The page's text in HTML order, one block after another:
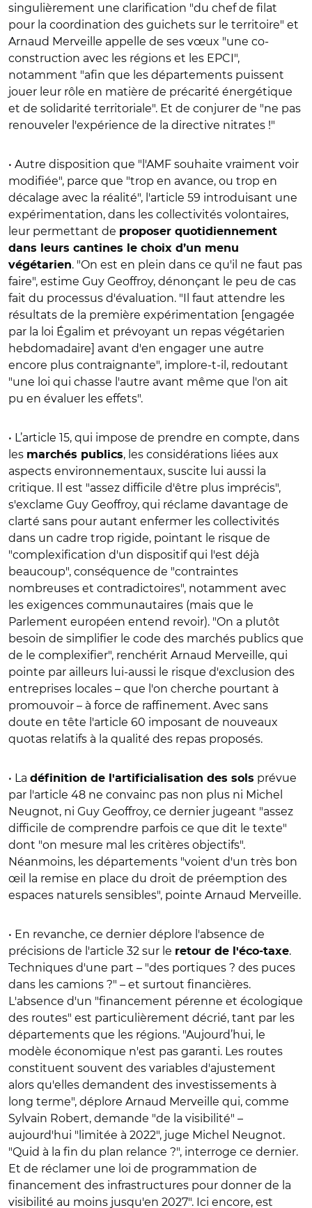
singulièrement une clarification "du chef de filat
pour la coordination des guichets sur le territoire" et
Arnaud Merveille appelle de ses vœux "une co-
construction avec les régions et les EPCI",
notamment "afin que les départements puissent
jouer leur rôle en matière de précarité énergétique
et de solidarité territoriale". Et de conjurer de "ne pas
renouveler l'expérience de la directive nitrates !"
• Autre disposition que "l'AMF souhaite vraiment voir
modifiée", parce que "trop en avance, ou trop en
décalage avec la réalité", l'article 59 introduisant une
expérimentation, dans les collectivités volontaires,
leur permettant de proposer quotidiennement
dans leurs cantines le choix d’un menu
végétarien. "On est en plein dans ce qu'il ne faut pas
faire", estime Guy Geoffroy, dénonçant le peu de cas
fait du processus d'évaluation. "Il faut attendre les
résultats de la première expérimentation [engagée
par la loi Égalim et prévoyant un repas végétarien
hebdomadaire] avant d'en engager une autre
encore plus contraignante", implore-t-il, redoutant
"une loi qui chasse l'autre avant même que l'on ait
pu en évaluer les effets".
• L’article 15, qui impose de prendre en compte, dans
les marchés publics, les considérations liées aux
aspects environnementaux, suscite lui aussi la
critique. Il est "assez difficile d'être plus imprécis",
s'exclame Guy Geoffroy, qui réclame davantage de
clarté sans pour autant enfermer les collectivités
dans un cadre trop rigide, pointant le risque de
"complexification d'un dispositif qui l'est déjà
beaucoup", conséquence de "contraintes
nombreuses et contradictoires", notamment avec
les exigences communautaires (mais que le
Parlement européen entend revoir). "On a plutôt
besoin de simplifier le code des marchés publics que
de le complexifier", renchérit Arnaud Merveille, qui
pointe par ailleurs lui-aussi le risque d'exclusion des
entreprises locales – que l'on cherche pourtant à
promouvoir – à force de raffinement. Avec sans
doute en tête l'article 60 imposant de nouveaux
quotas relatifs à la qualité des repas proposés.
• La définition de l'artificialisation des sols prévue
par l'article 48 ne convainc pas non plus ni Michel
Neugnot, ni Guy Geoffroy, ce dernier jugeant "assez
difficile de comprendre parfois ce que dit le texte"
dont "on mesure mal les critères objectifs".
Néanmoins, les départements "voient d'un très bon
œil la remise en place du droit de préemption des
espaces naturels sensibles", pointe Arnaud Merveille.
• En revanche, ce dernier déplore l'absence de
précisions de l'article 32 sur le retour de l'éco-taxe.
Techniques d'une part – "des portiques ? des puces
dans les camions ?" – et surtout financières.
L'absence d'un "financement pérenne et écologique
des routes" est particulièrement décrié, tant par les
départements que les régions. "Aujourd’hui, le
modèle économique n'est pas garanti. Les routes
constituent souvent des variables d'ajustement
alors qu'elles demandent des investissements à
long terme", déplore Arnaud Merveille qui, comme
Sylvain Robert, demande "de la visibilité" –
aujourd'hui "limitée à 2022", juge Michel Neugnot.
"Quid à la fin du plan relance ?", interroge ce dernier.
Et de réclamer une loi de programmation de
financement des infrastructures pour donner de la
visibilité au moins jusqu'en 2027". Ici encore, est